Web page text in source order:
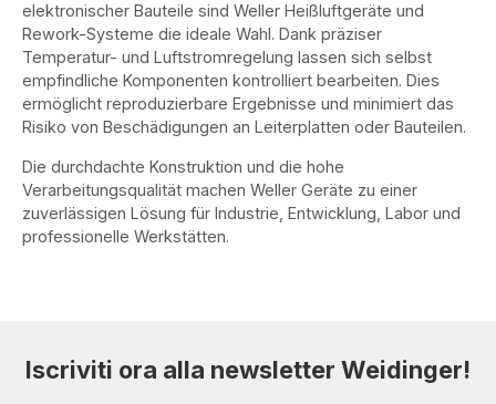
elektronischer Bauteile sind Weller Heißluftgeräte und
Rework-Systeme die ideale Wahl. Dank präziser
Temperatur- und Luftstromregelung lassen sich selbst
empfindliche Komponenten kontrolliert bearbeiten. Dies
ermöglicht reproduzierbare Ergebnisse und minimiert das
Risiko von Beschädigungen an Leiterplatten oder Bauteilen.
Die durchdachte Konstruktion und die hohe
Verarbeitungsqualität machen Weller Geräte zu einer
zuverlässigen Lösung für Industrie, Entwicklung, Labor und
professionelle Werkstätten.
Iscriviti ora alla newsletter Weidinger!